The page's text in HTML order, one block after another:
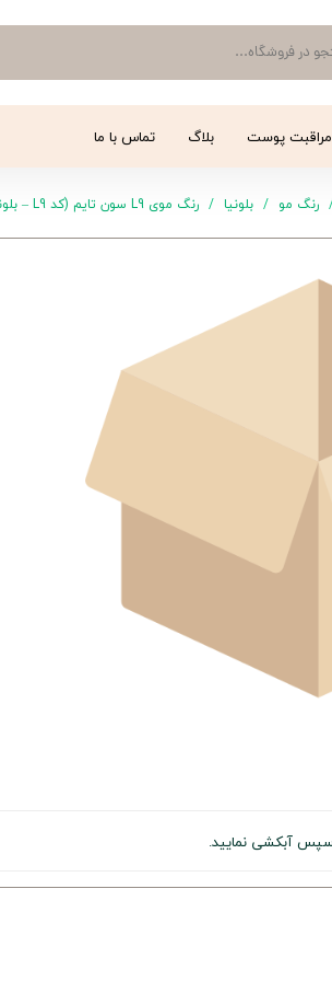
مراقبت پوست بلاگ تماس با ما
رنگ مو بلونیا رنگ موی L9 سون تایم (کد L9 – بلوند طلایی)